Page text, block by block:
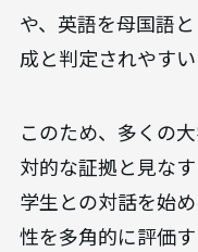
や、英語を母国語
成と判定されやす
このため、多くの
対的な証拠と見な
学生との対話を始
性を多角的に評価